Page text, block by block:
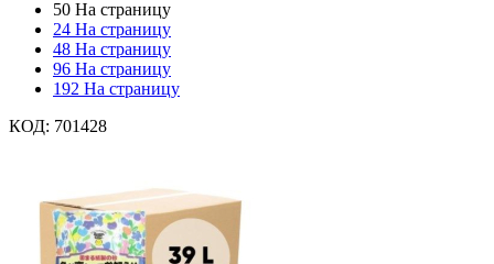
50 На страницу
24 На страницу
48 На страницу
96 На страницу
192 На страницу
КОД: 701428